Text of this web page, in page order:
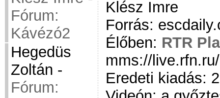
Fórum:
Kávézó2
Hegedüs
Zoltán -
Fórum:
Klész Imre
Forrás:
Élőben: RTR
mms://
Eredeti kiadás: